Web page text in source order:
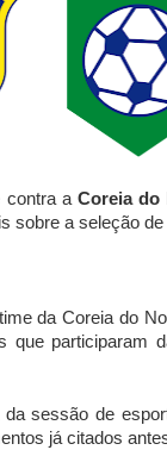
contra a Coreia do
sobre a seleção de
da Coreia do
participaram
sessão de
já citados